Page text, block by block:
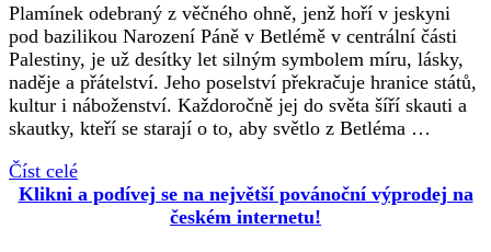
Plamínek odebraný z věčného ohně, jenž hoří v jeskyni
pod bazilikou Narození Páně v Betlémě v centrální části
Palestiny, je už desítky let silným symbolem míru, lásky,
naděje a přátelství. Jeho poselství překračuje hranice států,
kultur i náboženství. Každoročně jej do světa šíří skauti a
skautky, kteří se starají o to, aby světlo z Betléma …
Číst celé
Klikni a podívej se na největší povánoční výprodej na
českém internetu!